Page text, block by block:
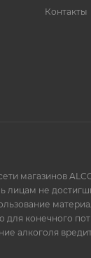
Контакты
магазинов
лицам не
для конечного
алкоголя